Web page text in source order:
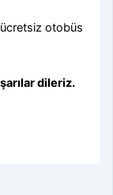
otobüs
dileriz.